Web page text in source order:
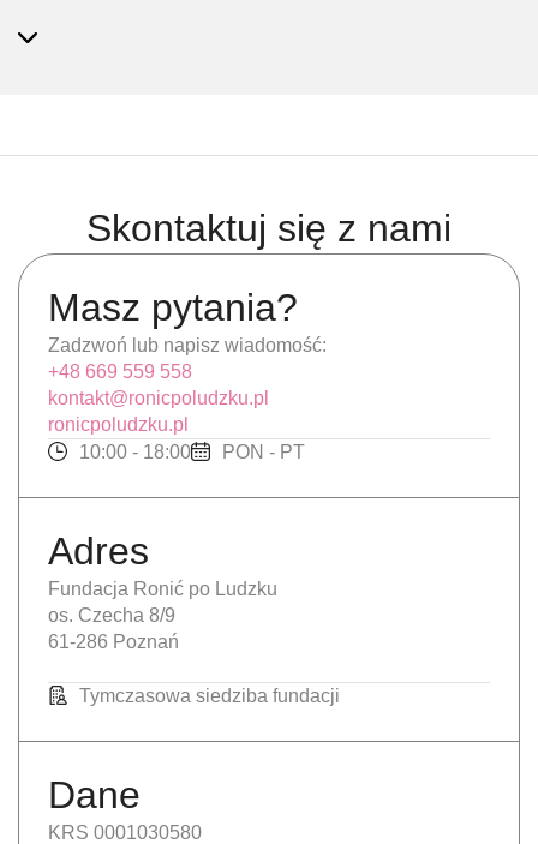
Skontaktuj się z nami
Masz pytania?
Zadzwoń lub napisz wiadomość:
+48 669 559 558
kontakt@ronicpoludzku.pl
ronicpoludzku.pl
10:00 - 18:00
PON - PT
Adres
Fundacja Ronić po Ludzku
os. Czecha 8/9
61-286 Poznań
Tymczasowa siedziba fundacji
Dane
KRS 0001030580